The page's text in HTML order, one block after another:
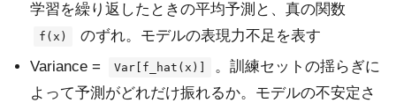
学習を繰り返したときの平均予測と、真の関数
f(x)
のずれ。モデルの表現力不足を表す
Variance =
Var[f_hat(x)]
。訓練セットの揺らぎに
よって予測がどれだけ振れるか。モデルの不安定さ